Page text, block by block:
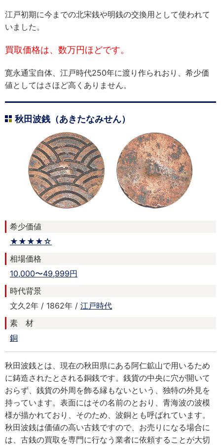
江戸初期に今までの北宋銭や明銭の交換用として使われて
いました。
買取価格は、数万円ほどです。
寛永通宝自体、江戸時代250年に渡り作られおり、希少価
値としてはさほど高くありません。
秋田波銭（あきたなみせん）
希少価値
★★★★☆
相場価格
10,000〜49,999円
時代背景
文久2年 / 1862年 / 江戸時代
素 材
銅
秋田波銭とは、現在の秋田県にある阿仁鉱山で用いるため
に鋳造されたとされる銅銭です。銭貨の中央に穴が開いて
おらず、銭貨の外周を飾る縁もないという、独特の外見を
持っています。表面にはその名前のとおり、青海波の波模
様が描かれており、そのため、波銅とも呼ばれています。
秋田波銭は価値の高い古銭ですので、お売りになる場合に
は、古銭の買取を専門に行なう業者に依頼することが大切